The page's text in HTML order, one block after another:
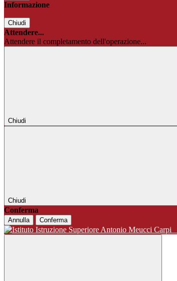
Informazione
Chiudi
Attendere...
Attendere il completamento dell'operazione...
Chiudi
Chiudi
Conferma
Annulla Conferma